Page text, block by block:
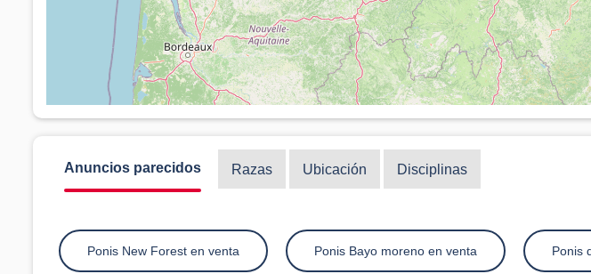
Anuncios parecidos Razas Ubicación Disciplinas
Ponis New Forest en venta Ponis Bayo moreno en venta Ponis